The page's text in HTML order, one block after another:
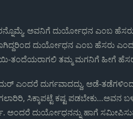
ಅವನಿಗೆ ದುರ್ಯೋಧನ ಎಂಬ
ದುರ್ಯೋಧನ ಎಂಬ ಹೆಸರು
ತಮ್ಮ ಮಗನಿಗೆ ಹೀಗೆ ಹೆಸರು
ಎಂದರೆ ದುರ್ಗವಾದದ್ದು, ಅಡೆ-
ಸಿಕ್ಕಾಪಟ್ಟೆ ಕಷ್ಟ ಪಡಬೇಕು…ಅವನ
ದುರ್ಯೋಧನನ್ನು ಹಾಗೆ